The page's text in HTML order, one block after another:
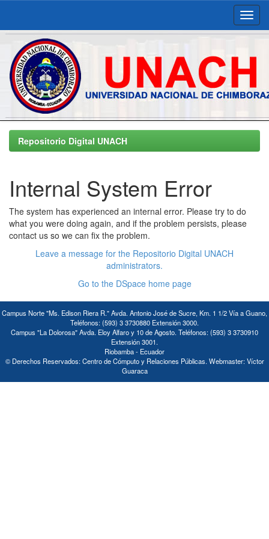
Skip
navigationRepositorio Digital UNACH
Internal System Error
The system has experienced an internal error. Please try to do
what you were doing again, and if the problem persists, please
contact us so we can fix the problem.
Leave a message for the Repositorio Digital UNACH
administrators.
Go to the DSpace home page
Campus Norte "Ms. Edison Riera R." Avda. Antonio José de Sucre, Km. 1 1/2 Vía a Guano,
Teléfonos: (593) 3 3730880 Extensión 3000.
Campus "La Dolorosa" Avda. Eloy Alfaro y 10 de Agosto. Teléfonos: (593) 3 3730910
Extensión 3001.
Riobamba - Ecuador
© Derechos Reservados: Centro de Cómputo y Relaciones Públicas. Webmaster: Víctor
Guaraca